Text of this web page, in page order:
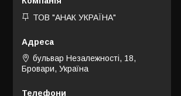
ТОВ "АНАК УКРАЇНА"
бульвар Незалежності, 18,
Бровари, Україна